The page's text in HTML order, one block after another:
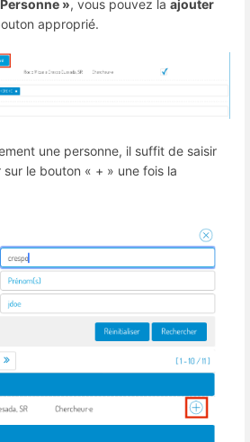
», vous pouvez la ajouter
approprié.
une personne, il suffit de saisir
le bouton « + » une fois la